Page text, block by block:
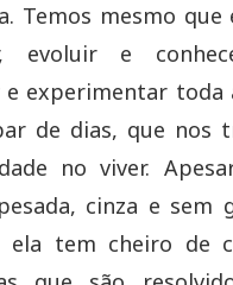
Temos mesmo
evoluir e
experimentar toda
de dias, que nos
no viver.
cinza e sem
ela tem cheiro de